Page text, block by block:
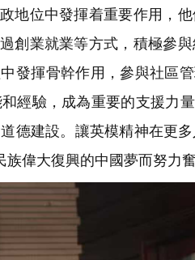
地位中發揮着重要作用，
創業就業等方式，積極參
發揮骨幹作用，參與社區
經驗，成為重要的支援力
德建設。讓英模精神在更
偉大復興的中國夢而努力奮